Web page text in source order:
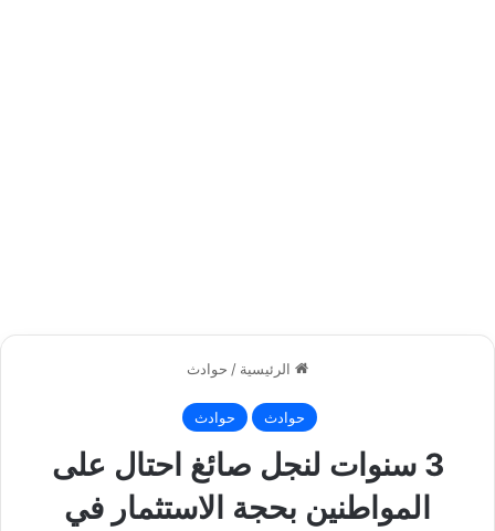
الرئيسية / حوادث
حوادث حوادث
3 سنوات لنجل صائغ احتال على
المواطنين بحجة الاستثمار في